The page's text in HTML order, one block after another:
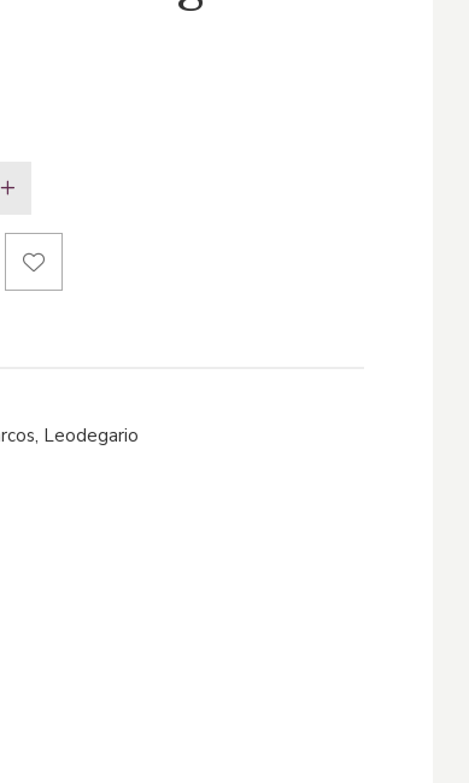
Leodegario